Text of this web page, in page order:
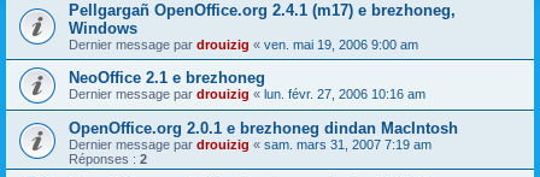
Pellgargañ OpenOffice.org 2.4.1 (m17) e brezhoneg,
Windows
Dernier message par drouizig « ven. mai 19, 2006 9:00 am
NeoOffice 2.1 e brezhoneg
Dernier message par drouizig « lun. févr. 27, 2006 10:16 am
OpenOffice.org 2.0.1 e brezhoneg dindan MacIntosh
Dernier message par drouizig « sam. mars 31, 2007 7:19 am
Réponses : 2